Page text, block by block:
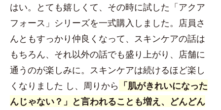
はい。とても嬉しくて、その時に試した「アクア
フォース」シリーズを一式購入しました。店員さ
んともすっかり仲良くなって、スキンケアの話は
もちろん、それ以外の話でも盛り上がり、店舗に
通うのが楽しみに。スキンケアは続けるほど楽し
くなりました し、周りから 「肌がきれいになった
んじゃない？」と言われることも増え、どんどん